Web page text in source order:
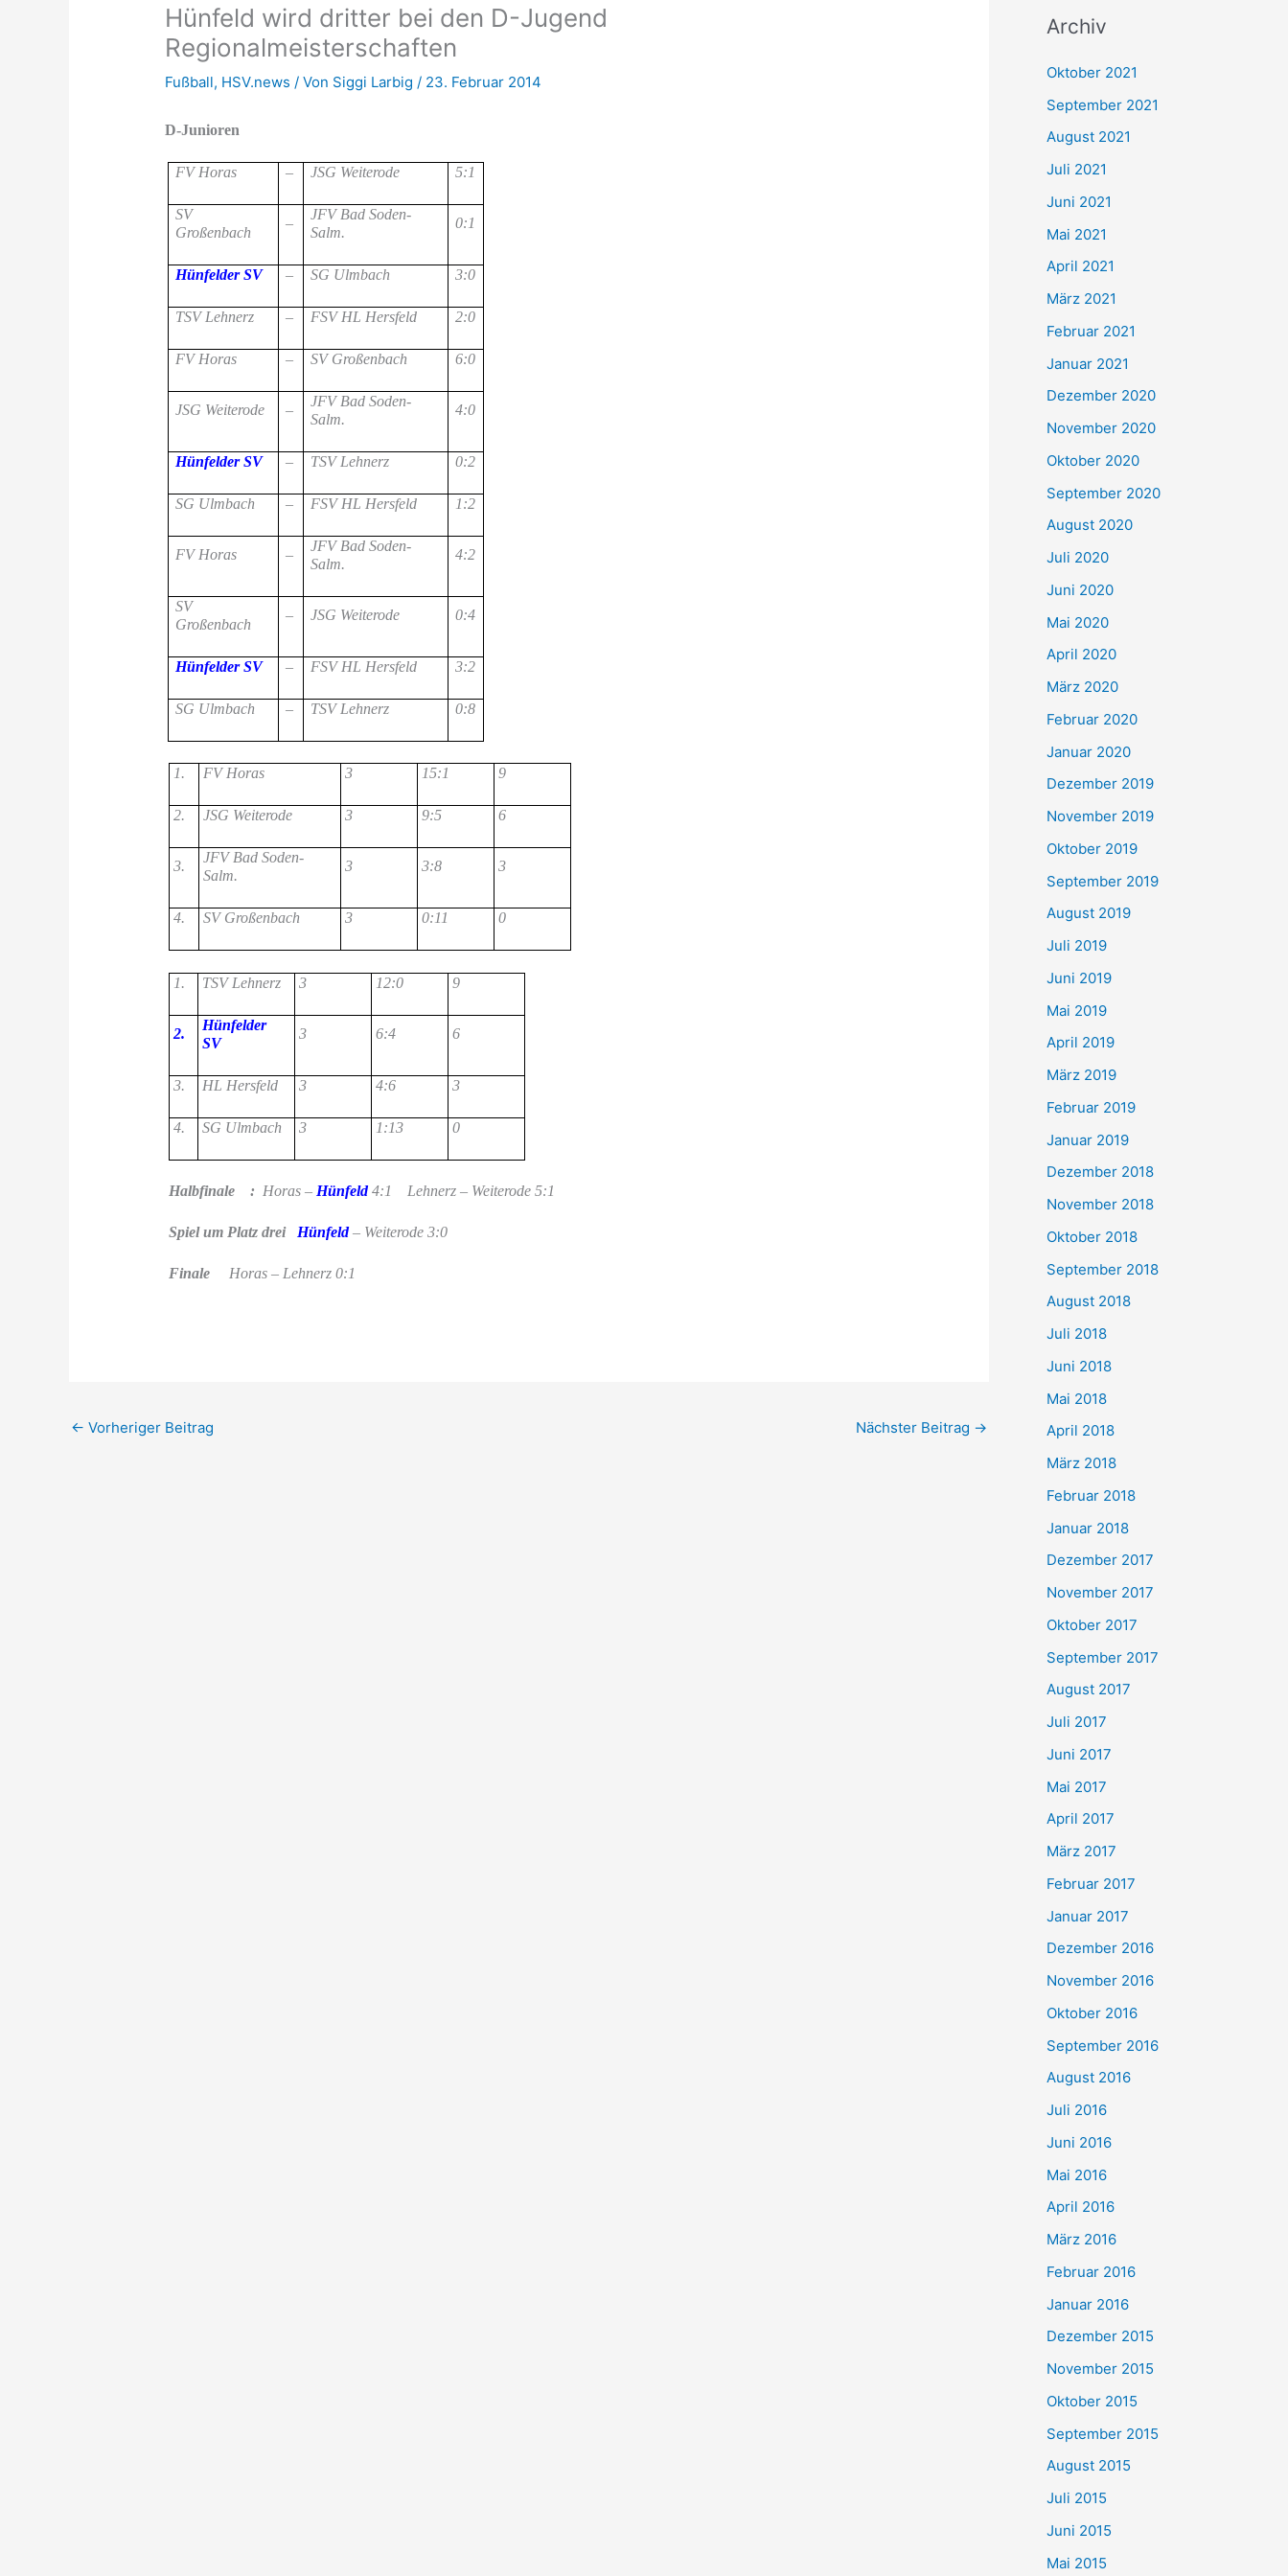
Hünfeld wird dritter bei den D-Jugend
Regionalmeisterschaften
Fußball, HSV.news / Von Siggi Larbig/ 23. Februar 2014
D-Junioren
FV Horas – JSG Weiterode 5:1
SV
Großenbach
–
JFV Bad Soden-
Salm.
0:1
Hünfelder SV – SG Ulmbach 3:0
TSV Lehnerz – FSV HL Hersfeld 2:0
FV Horas – SV Großenbach 6:0
JSG Weiterode –
JFV Bad Soden-
Salm.
4:0
Hünfelder SV – TSV Lehnerz 0:2
SG Ulmbach – FSV HL Hersfeld 1:2
FV Horas –
JFV Bad Soden-
Salm.
4:2
SV
Großenbach
– JSG Weiterode 0:4
Hünfelder SV – FSV HL Hersfeld 3:2
SG Ulmbach – TSV Lehnerz 0:8
1. FV Horas 3 15:1 9
2. JSG Weiterode 3 9:5 6
3.
JFV Bad Soden-
Salm.
3 3:8 3
4. SV Großenbach 3 0:11 0
1. TSV Lehnerz 3 12:0 9
2.
Hünfelder
SV
3 6:4 6
3. HL Hersfeld 3 4:6 3
4. SG Ulmbach 3 1:13 0
Halbfinale : Horas – Hünfeld4:1 Lehnerz – Weiterode 5:1
Spiel um Platz drei Hünfeld– Weiterode 3:0
Finale Horas – Lehnerz 0:1
← Vorheriger Beitrag Nächster Beitrag →
h
e
n
h
:
Archiv
Oktober 2021
September 2021
August 2021
Juli 2021
Juni 2021
Mai 2021
April 2021
März 2021
Februar 2021
Januar 2021
Dezember 2020
November 2020
Oktober 2020
September 2020
August 2020
Juli 2020
Juni 2020
Mai 2020
April 2020
März 2020
Februar 2020
Januar 2020
Dezember 2019
November 2019
Oktober 2019
September 2019
August 2019
Juli 2019
Juni 2019
Mai 2019
April 2019
März 2019
Februar 2019
Januar 2019
Dezember 2018
November 2018
Oktober 2018
September 2018
August 2018
Juli 2018
Juni 2018
Mai 2018
April 2018
März 2018
Februar 2018
Januar 2018
Dezember 2017
November 2017
Oktober 2017
September 2017
August 2017
Juli 2017
Juni 2017
Mai 2017
April 2017
März 2017
Februar 2017
Januar 2017
Dezember 2016
November 2016
Oktober 2016
September 2016
August 2016
Juli 2016
Juni 2016
Mai 2016
April 2016
März 2016
Februar 2016
Januar 2016
Dezember 2015
November 2015
Oktober 2015
September 2015
August 2015
Juli 2015
Juni 2015
Mai 2015